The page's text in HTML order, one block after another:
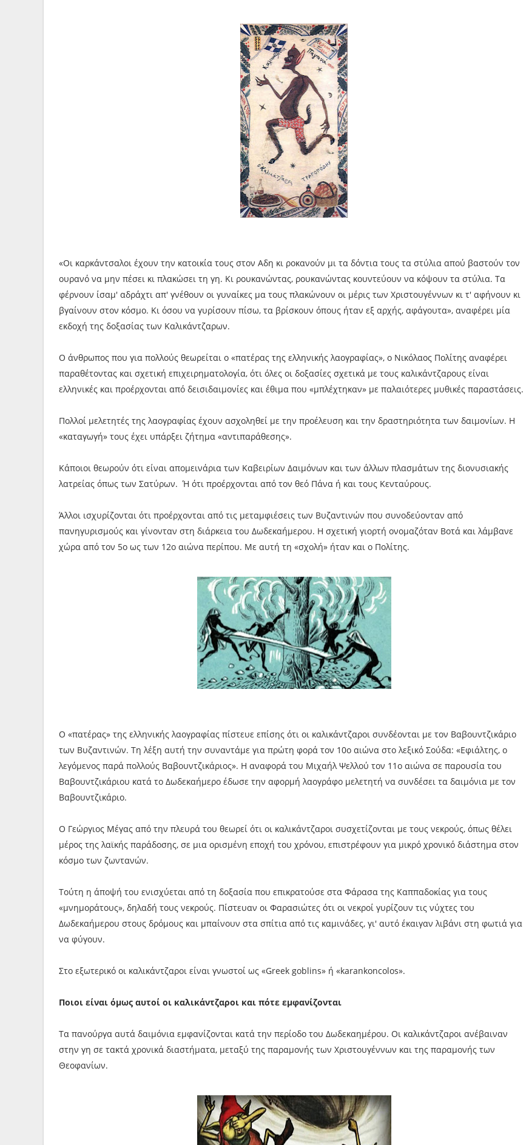
«Οι καρκάντσαλοι έχουν την κατοικία τους στον Αδη κι ροκανούν μι τα δόντια τους τα στύλια απού βαστούν τον
ουρανό να μην πέσει κι πλακώσει τη γη. Κι ρουκανώντας, ρουκανώντας κουντεύουν να κόψουν τα στύλια. Τα
φέρνουν ίσαμ' αδράχτι απ' γνέθουν οι γυναίκες μα τους πλακώνουν οι μέρις των Χριστουγέννων κι τ' αφήνουν κι
βγαίνουν στον κόσμο. Κι όσου να γυρίσουν πίσω, τα βρίσκουν όπους ήταν εξ αρχής, αφάγουτα», αναφέρει μία
εκδοχή της δοξασίας των Καλικάντζαρων.
Ο άνθρωπος που για πολλούς θεωρείται ο «πατέρας της ελληνικής λαογραφίας», ο Νικόλαος Πολίτης αναφέρει
παραθέτοντας και σχετική επιχειρηματολογία, ότι όλες οι δοξασίες σχετικά με τους καλικάντζαρους είναι
ελληνικές και προέρχονται από δεισιδαιμονίες και έθιμα που «μπλέχτηκαν» με παλαιότερες μυθικές παραστάσεις.
Πολλοί μελετητές της λαογραφίας έχουν ασχοληθεί με την προέλευση και την δραστηριότητα των δαιμονίων. Η
«καταγωγή» τους έχει υπάρξει ζήτημα «αντιπαράθεσης».
Κάποιοι θεωρούν ότι είναι απομεινάρια των Καβειρίων Δαιμόνων και των άλλων πλασμάτων της διονυσιακής
λατρείας όπως των Σατύρων. Ή ότι προέρχονται από τον θεό Πάνα ή και τους Κενταύρους.
Άλλοι ισχυρίζονται ότι προέρχονται από τις μεταμφιέσεις των Βυζαντινών που συνοδεύονταν από
πανηγυρισμούς και γίνονταν στη διάρκεια του Δωδεκαήμερου. Η σχετική γιορτή ονομαζόταν Βοτά και λάμβανε
χώρα από τον 5ο ως των 12ο αιώνα περίπου. Με αυτή τη «σχολή» ήταν και ο Πολίτης.
Ο «πατέρας» της ελληνικής λαογραφίας πίστευε επίσης ότι οι καλικάντζαροι συνδέονται με τον Βαβουντζικάριο
των Βυζαντινών. Τη λέξη αυτή την συναντάμε για πρώτη φορά τον 10ο αιώνα στο λεξικό Σούδα: «Εφιάλτης, ο
λεγόμενος παρά πολλούς Βαβουντζικάριος». Η αναφορά του Μιχαήλ Ψελλού τον 11ο αιώνα σε παρουσία του
Βαβουντζικάριου κατά το Δωδεκαήμερο έδωσε την αφορμή λαογράφο μελετητή να συνδέσει τα δαιμόνια με τον
Βαβουντζικάριο.
Ο Γεώργιος Μέγας από την πλευρά του θεωρεί ότι οι καλικάντζαροι συσχετίζονται με τους νεκρούς, όπως θέλει
μέρος της λαϊκής παράδοσης, σε μια ορισμένη εποχή του χρόνου, επιστρέφουν για μικρό χρονικό διάστημα στον
κόσμο των ζωντανών.
Τούτη η άποψή του ενισχύεται από τη δοξασία που επικρατούσε στα Φάρασα της Καππαδοκίας για τους
«μνημοράτους», δηλαδή τους νεκρούς. Πίστευαν οι Φαρασιώτες ότι οι νεκροί γυρίζουν τις νύχτες του
Δωδεκαήμερου στους δρόμους και μπαίνουν στα σπίτια από τις καμινάδες, γι' αυτό έκαιγαν λιβάνι στη φωτιά για
να φύγουν.
Στο εξωτερικό οι καλικάντζαροι είναι γνωστοί ως «Greek goblins» ή «karankoncolos».
Ποιοι είναι όμως αυτοί οι καλικάντζαροι και πότε εμφανίζονται
Τα πανούργα αυτά δαιμόνια εμφανίζονται κατά την περίοδο του Δωδεκαημέρου. Οι καλικάντζαροι ανέβαιναν
στην γη σε τακτά χρονικά διαστήματα, μεταξύ της παραμονής των Χριστουγέννων και της παραμονής των
Θεοφανίων.